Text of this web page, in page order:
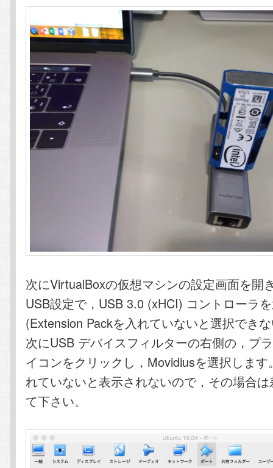
次にVirtualBoxの仮想マシンの設定画面を開
USB設定で，USB 3.0 (xHCI) コントローラ
(Extension Packを入れていないと選択でき
次にUSB デバイスフィルターの右側の，プ
イコンをクリックし，Movidiusを選択しま
れていないと表示されないので，その場合
て下さい。